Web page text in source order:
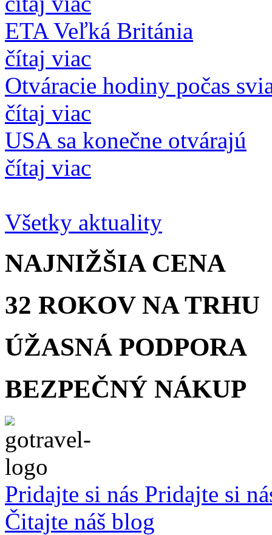
ETA Veľká Británia
čítaj viac
Otváracie hodiny počas
čítaj viac
USA sa konečne otvárajú
čítaj viac
Všetky aktuality
NAJNIŽŠIA CENA
32 ROKOV NA TRHU
ÚŽASNÁ PODPORA
BEZPEČNÝ NÁKUP
Pridajte si nás Pridajte si
Čitajte náš blog